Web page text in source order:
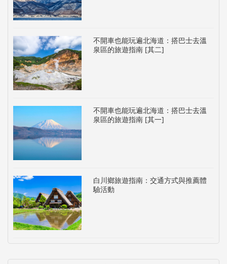
不開車也能玩遍北海道：搭巴士去溫
泉區的旅遊指南 [其二]
不開車也能玩遍北海道：搭巴士去溫
泉區的旅遊指南 [其一]
白川鄉旅遊指南：交通方式與推薦體
驗活動